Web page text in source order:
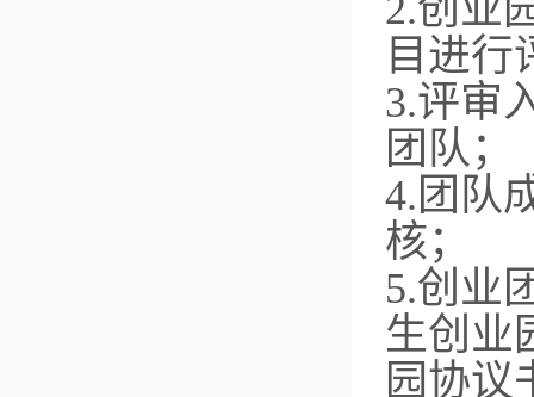
2.创业
目进行
3.评审
团队；
4.团队
核；
5.创业
生创业
园协议